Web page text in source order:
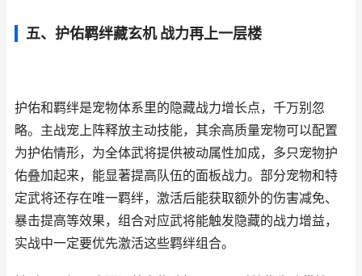
五、护佑羁绊藏玄机 战力再上一层楼
护佑和羁绊是宠物体系里的隐藏战力增长点，千万别忽
略。主战宠上阵释放主动技能，其余高质量宠物可以配置
为护佑情形，为全体武将提供被动属性加成，多只宠物护
佑叠加起来，能显著提高队伍的面板战力。部分宠物和特
定武将还存在唯一羁绊，激活后能获取额外的伤害减免、
暴击提高等效果，组合对应武将能触发隐藏的战力增益，
实战中一定要优先激活这些羁绊组合。